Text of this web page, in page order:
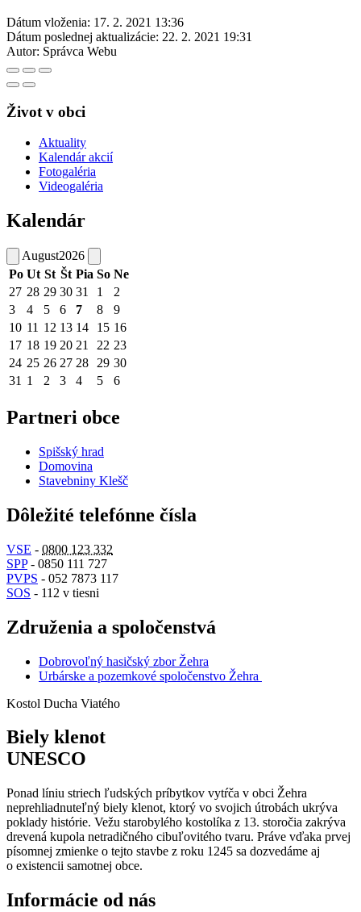
Dátum vloženia: 17. 2. 2021 13:36
Dátum poslednej aktualizácie: 22. 2. 2021 19:31
Autor: Správca Webu
Život v obci
Aktuality
Kalendár akcií
Fotogaléria
Videogaléria
Kalendár
August2026
Po Ut St Št Pia So Ne
27 28 29 30 31 1
2
3
4 5 6 7 8
9
10 11 12 13 14 15 16
17 18 19 20 21 22 23
24 25 26 27 28 29 30
31 1 2 3 4 5 6
Partneri obce
Spišský hrad
Domovina
Stavebniny Klešč
Dôležité telefónne čísla
VSE - 0800 123 332
SPP- 0850 111 727
PVPS - 052 7873 117
SOS - 112 v tiesni
Združenia a spoločenstvá
Dobrovoľný hasičský zbor Žehra
Urbárske a pozemkové spoločenstvo Žehra
Kostol Ducha Viatého
Biely klenot
UNESCO
Ponad líniu striech ľudských príbytkov vytŕča v obci Žehra
neprehliadnuteľný biely klenot, ktorý vo svojich útrobách ukrýva
poklady histórie. Vežu starobylého kostolíka z 13. storočia zakrýva
drevená kupola netradičného cibuľovitého tvaru. Práve vďaka prvej
písomnej zmienke o tejto stavbe z roku 1245 sa dozvedáme aj
o existencii samotnej obce.
Informácie od nás